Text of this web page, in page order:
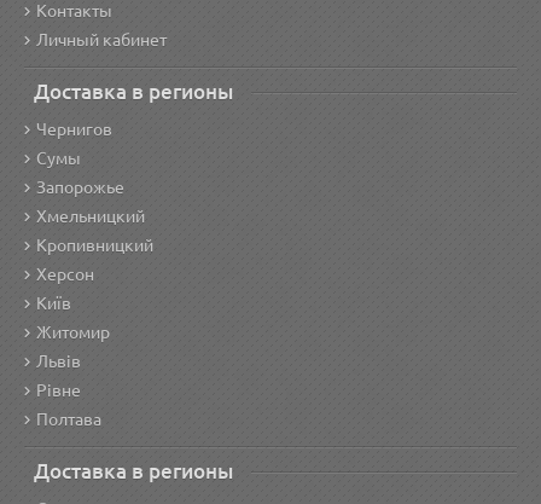
Контакты
Личный кабинет
Доставка в регионы
Чернигов
Сумы
Запорожье
Хмельницкий
Кропивницкий
Херсон
Київ
Житомир
Львів
Рівне
Полтава
Доставка в регионы